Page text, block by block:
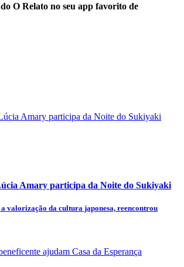
O Relato no seu app favorito de
Amary participa da Noite do Sukiyaki
valorização da cultura japonesa, reencontrou